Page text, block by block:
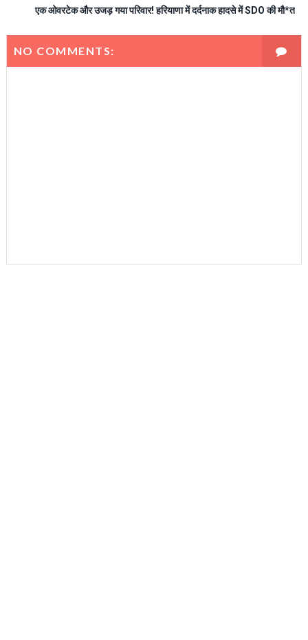
एक ओवरटेक और उजड़ गया परिवार! हरियाणा में दर्दनाक हादसे में SDO की मौ*त
NO COMMENTS: